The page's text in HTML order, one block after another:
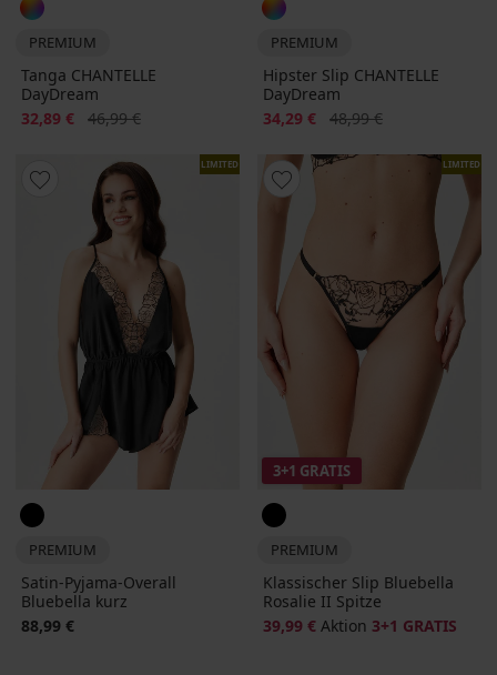
PREMIUM
Tanga CHANTELLE
DayDream
Rabatt
32,89 € Alter Preis
46,99 €
PREMIUM
Hipster Slip CHANTELLE
DayDream
Rabatt
34,29 € Alter Preis
48,99 €
LIMITED
PREMIUM
Satin-Pyjama-Overall
Bluebella kurz
88,99 €
LIMITED
3+1 GRATIS
PREMIUM
Klassischer Slip Bluebella
Rosalie II Spitze
39,99 € Aktion 3+1 GRATIS